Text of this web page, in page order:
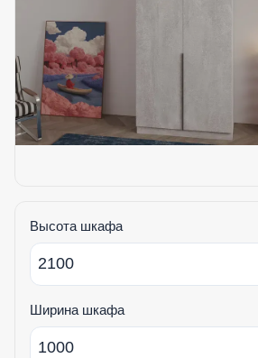
Высота шкафа
2100
Ширина шкафа
1000